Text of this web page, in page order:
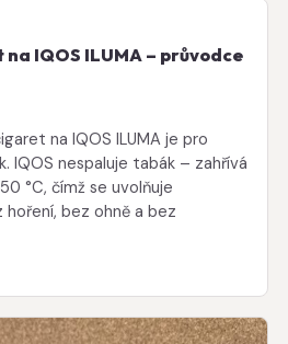
IQOS ILUMA – průvodce
na IQOS ILUMA je pro
IQOS nespaluje tabák – zahřívá
°C, čímž se uvolňuje
bez ohně a bez